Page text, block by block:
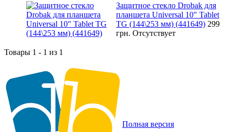
Защитное стекло Drobak для
планшета Universal 10" Tablet
TG (144\253 мм) (441649) 299
грн. Отсутствует
Товары 1 - 1 из 1
Полная версия